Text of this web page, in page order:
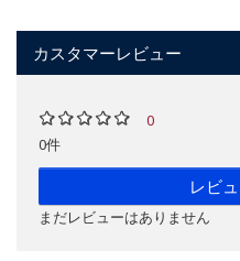
カスタマーレビュー
0
0件
レビ
まだレビューはありません